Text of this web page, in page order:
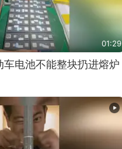
01:29
车电池不能整块扔进熔炉